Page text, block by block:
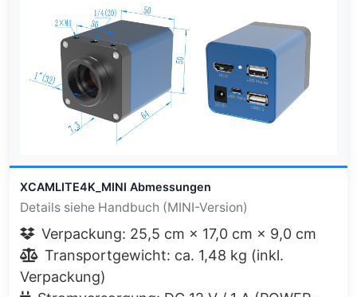
XCAMLITE4K_MINI Abmessungen
Details siehe Handbuch (MINI-Version)
Verpackung: 25,5 cm × 17,0 cm × 9,0 cm
Transportgewicht: ca. 1,48 kg (inkl.
Verpackung)